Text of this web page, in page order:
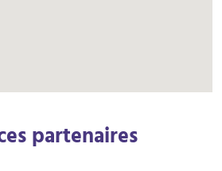
partenaires